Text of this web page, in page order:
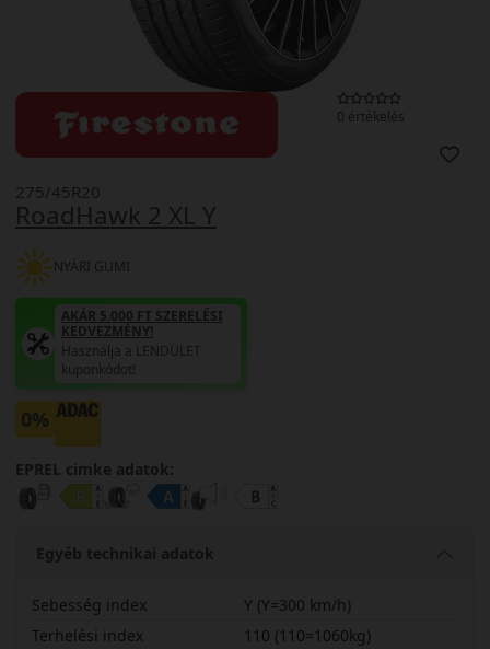
0 értékelés
RoadHawk 2 XL Y
275/45R20
NYÁRI GUMI
AKÁR 5.000 FT SZERELÉSI
KEDVEZMÉNY!
Használja a LENDÜLET
kuponkódot!
0%
EPREL cimke adatok:
Egyéb technikai adatok
Sebesség index
Y (Y=300 km/h)
Terhelési index
110 (110=1060kg)